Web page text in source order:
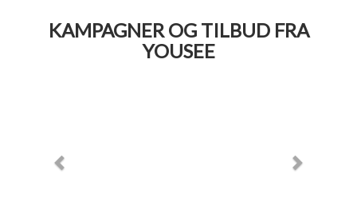
KAMPAGNER OG TILBUD FRA
YOUSEE